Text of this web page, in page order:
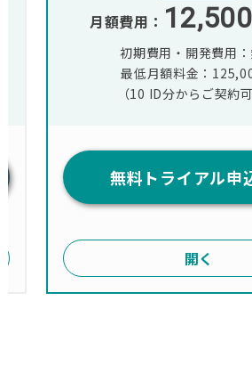
月額費用： 12,500
初期費用・開発費用
最低月額料金：
（10 ID分からご契約可
無料トライアル申